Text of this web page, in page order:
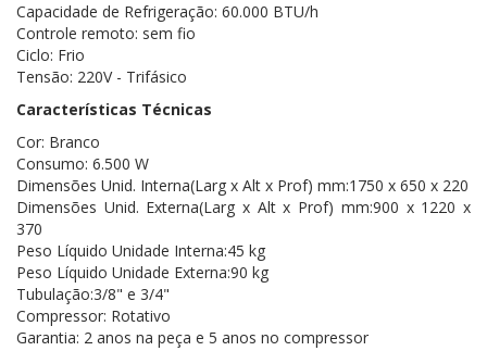
Capacidade de Refrigeração: 60.000 BTU/h
Controle remoto: sem fio
Ciclo: Frio
Tensão: 220V - Trifásico
Características Técnicas
Cor: Branco
Consumo: 6.500 W
Dimensões Unid. Interna(Larg x Alt x Prof) mm:1750 x 650 x 220
Dimensões Unid. Externa(Larg x Alt x Prof) mm:900 x 1220 x
370
Peso Líquido Unidade Interna:45 kg
Peso Líquido Unidade Externa:90 kg
Tubulação:3/8" e 3/4"
Compressor: Rotativo
Garantia: 2 anos na peça e 5 anos no compressor